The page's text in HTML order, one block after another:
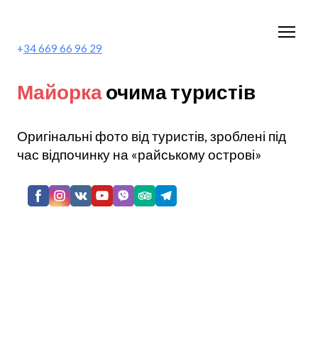
+34 669 66 96 29
Майоркаочима туристів
Оригінальні фото від туристів, зроблені під
час відпочинку на «райському острові»